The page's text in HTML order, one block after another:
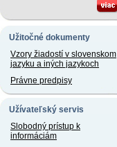
Užitočné dokumenty
Vzory žiadostí v slovenskom
jazyku a iných jazykoch
Právne predpisy
Užívateľský servis
Slobodný prístup k
informáciám